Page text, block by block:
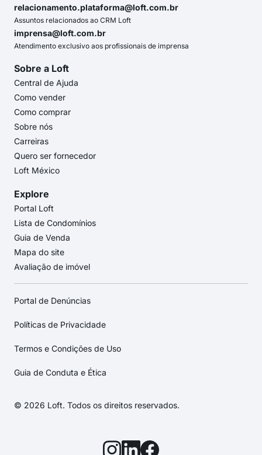
relacionamento.plataforma@loft.com.br
Assuntos relacionados ao CRM Loft
imprensa@loft.com.br
Atendimento exclusivo aos profissionais de imprensa
Sobre a Loft
Central de Ajuda
Como vender
Como comprar
Sobre nós
Carreiras
Quero ser fornecedor
Loft México
Explore
Portal Loft
Lista de Condomínios
Guia de Venda
Mapa do site
Avaliação de imóvel
Portal de Denúncias
Políticas de Privacidade
Termos e Condições de Uso
Guia de Conduta e Ética
© 2026 Loft. Todos os direitos reservados.